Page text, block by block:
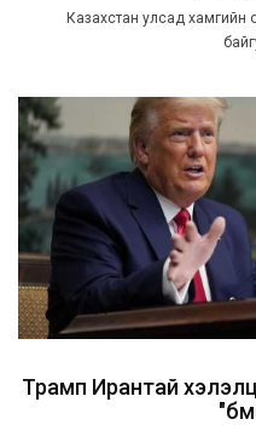
Казахстан улсад хамгийн
Трамп Ирантай